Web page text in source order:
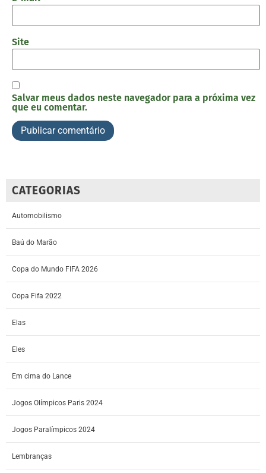
Site
Salvar meus dados neste navegador para a próxima vez
que eu comentar.
CATEGORIAS
Automobilismo
Baú do Marão
Copa do Mundo FIFA 2026
Copa Fifa 2022
Elas
Eles
Em cima do Lance
Jogos Olímpicos Paris 2024
Jogos Paralímpicos 2024
Lembranças